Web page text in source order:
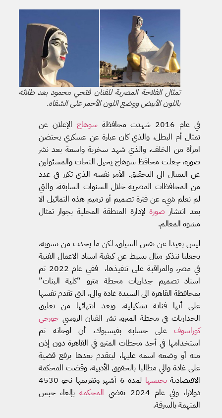
تمثال الفلاحة المصرية للفنان فتحي محمود بعد طلائه
باللون الأبيض ووضع اللون الأحمر على الشفاه.
في عام 2016 شهدت محافظة
سوهاج الإعلان عن
تمثال أم البطل، والذي كان عبارة عن عسكري يحتضن
امرأة من الخلف، والذي شهد سخرية واسعة بعد نشر
صوره، جعلت محافظ سوهاج يحيل النحات والمسئولين
عن التمثال الى التحقيق. الأمر نفسه الذي تكرر في عدد
من المحافظات المصرية خلال السنوات السابقة، والتي
لم نعلم شيء عن فترة تصميم أو ترميم هذه التماثيل الا
بعد انتشار صورة لإدارة المنطقة المحلية بجوار تمثال
مشوه المعالم.
ليس بعيدا عن نفس السياق، لكن ما يحدث من تشويه،
يجعلنا نتذكر مثال بسيط عن كيفية اسناد الاعمال الفنية
في مصر، والمراقبة على تنفيذها، ففي عام 2022 تم
اسناد تصميم جداريات محطة مترو “كلية البنات”
بمحافظة القاهرة الى السيدة غادة والي، التي تقدم نفسها
على أنها فنانة تشكيلية، وبعد انتهائها من تعليق
الجداريات في محطة المترو، نشر الفنان الروسي جورجي
كوراسوف على حسابه بفيسبوك، أن لوحاته تم
استخدامها في أحد محطات المترو في القاهرة دون إذن
منه أو وضعه اسمه عليها، ليتقدم بعدها برفع قضية
على غادة والي مطالبا بالحقوق الأدبية، وقضت المحكمة
الاقتصاديةبحبسها
لمدة 6 أشهر وتغريمها نحو 4530
دولارا، وفي عام 2024 تقضي
المحكمةبإلغاء حبس
المتهمة بالسرقة.